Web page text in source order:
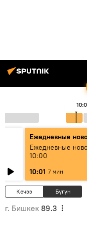
Ежедневные
Ежедневные
10:00
10:01 7 мин
Кечээ Бүгүн
г. Бишкек 89.3